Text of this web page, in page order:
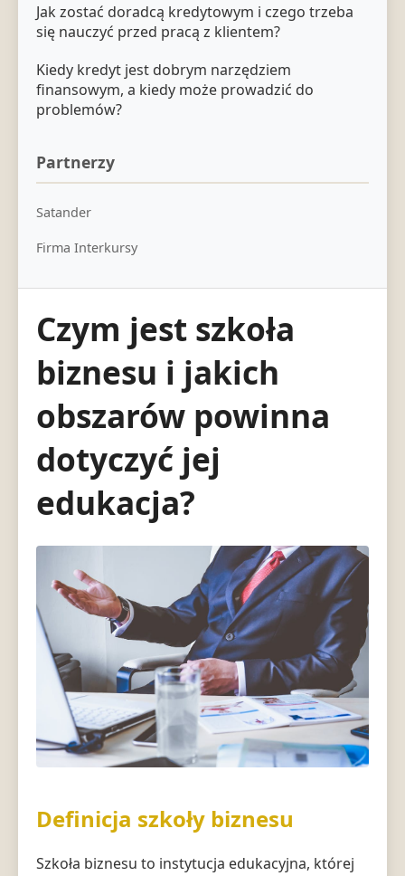
Jak zostać doradcą kredytowym i czego trzeba
się nauczyć przed pracą z klientem?
Kiedy kredyt jest dobrym narzędziem
finansowym, a kiedy może prowadzić do
problemów?
Partnerzy
Satander
Firma Interkursy
Czym jest szkoła
biznesu i jakich
obszarów powinna
dotyczyć jej
edukacja?
Definicja szkoły biznesu
Szkoła biznesu to instytucja edukacyjna, której